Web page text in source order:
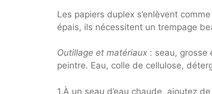
Les papiers duplex s’enlèvent
épais, ils nécessitent un trempage
Outillage et matériaux : seau, grosse
peintre. Eau, colle de cellulose,
1.À un seau d’eau chaude, ajoutez